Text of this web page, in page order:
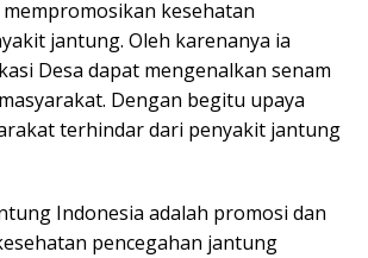
kesehatan
jantung. Oleh karenanya ia
Desa dapat mengenalkan senam
Dengan begitu upaya
terhindar dari penyakit jantung
Indonesia adalah promosi dan
pencegahan jantung